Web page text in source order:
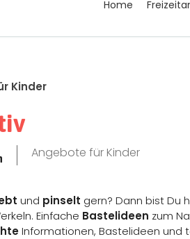
Home
Kinder
Angebote für Kinder
und pinselt gern? Dann bist Du
Einfache Bastelideen zum
Informationen, Bastelideen und